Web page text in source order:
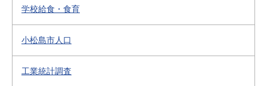
学校給食・食育
小松島市人口
工業統計調査